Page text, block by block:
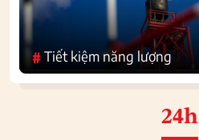
#Tiết kiệm năng lượng
24h